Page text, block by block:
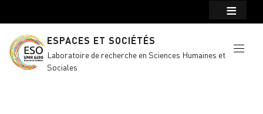
ESPACES ET SOCIÉTÉS
Laboratoire de recherche en Sciences Humaines et
Sociales